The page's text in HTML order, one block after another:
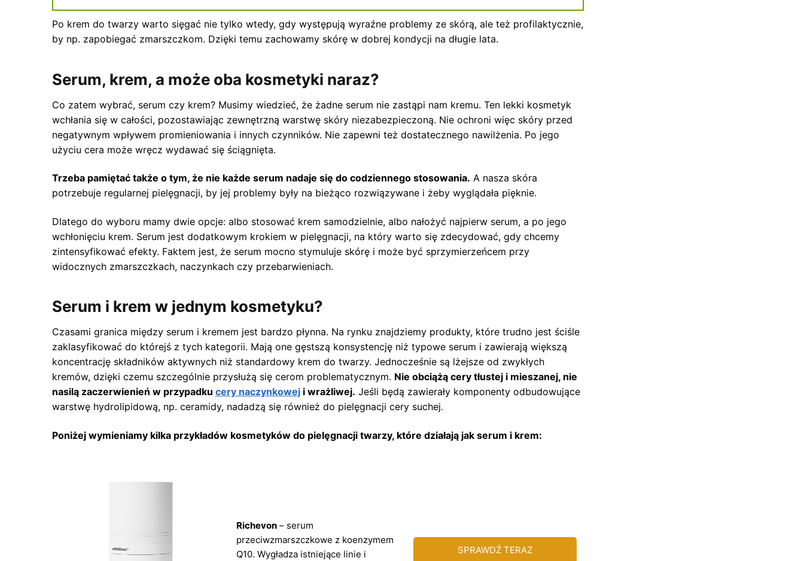
Po krem do twarzy warto sięgać nie tylko wtedy, gdy występują wyraźne problemy ze skórą, ale też profilaktycznie,
by np. zapobiegać zmarszczkom. Dzięki temu zachowamy skórę w dobrej kondycji na długie lata.
Serum, krem, a może oba kosmetyki naraz?
Co zatem wybrać, serum czy krem? Musimy wiedzieć, że żadne serum nie zastąpi nam kremu. Ten lekki kosmetyk
wchłania się w całości, pozostawiając zewnętrzną warstwę skóry niezabezpieczoną. Nie ochroni więc skóry przed
negatywnym wpływem promieniowania i innych czynników. Nie zapewni też dostatecznego nawilżenia. Po jego
użyciu cera może wręcz wydawać się ściągnięta.
Trzeba pamiętać także o tym, że nie każde serum nadaje się do codziennego stosowania. A nasza skóra
potrzebuje regularnej pielęgnacji, by jej problemy były na bieżąco rozwiązywane i żeby wyglądała pięknie.
Dlatego do wyboru mamy dwie opcje: albo stosować krem samodzielnie, albo nałożyć najpierw serum, a po jego
wchłonięciu krem. Serum jest dodatkowym krokiem w pielęgnacji, na który warto się zdecydować, gdy chcemy
zintensyfikować efekty. Faktem jest, że serum mocno stymuluje skórę i może być sprzymierzeńcem przy
widocznych zmarszczkach, naczynkach czy przebarwieniach.
Serum i krem w jednym kosmetyku?
Czasami granica między serum i kremem jest bardzo płynna. Na rynku znajdziemy produkty, które trudno jest ściśle
zaklasyfikować do którejś z tych kategorii. Mają one gęstszą konsystencję niż typowe serum i zawierają większą
koncentrację składników aktywnych niż standardowy krem do twarzy. Jednocześnie są lżejsze od zwykłych
kremów, dzięki czemu szczególnie przysłużą się cerom problematycznym. Nie obciążą cery tłustej i mieszanej, nie
nasilą zaczerwienień w przypadku cery naczynkowej i wrażliwej. Jeśli będą zawierały komponenty odbudowujące
warstwę hydrolipidową, np. ceramidy, nadadzą się również do pielęgnacji cery suchej.
Poniżej wymieniamy kilka przykładów kosmetyków do pielęgnacji twarzy, które działają jak serum i krem:
Richevon – serum
przeciwzmarszczkowe z koenzymem
Q10. Wygładza istniejące linie i
SPRAWDŹ TERAZ